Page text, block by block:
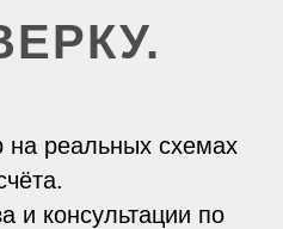
реальных схемах
и консультации по